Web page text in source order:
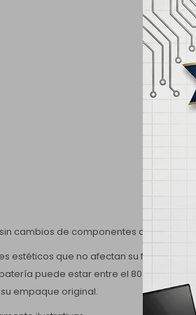
cambios de componentes con
estéticos que no afectan su
puede estar entre el 80 y 90%.
empaque original.